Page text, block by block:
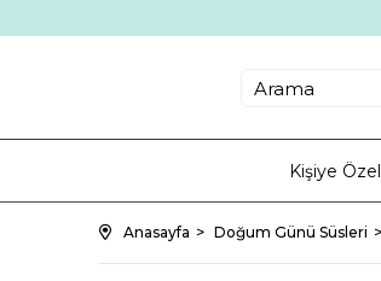
Kişiye Özel
Anasayfa Doğum Günü Süsleri